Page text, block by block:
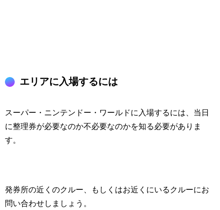
エリアに入場するには
スーパー・ニンテンドー・ワールドに入場するには、当日
に整理券が必要なのか不必要なのかを知る必要がありま
す。
発券所の近くのクルー、もしくはお近くにいるクルーにお
問い合わせしましょう。